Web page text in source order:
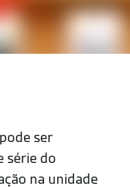
ser
série do
na unidade